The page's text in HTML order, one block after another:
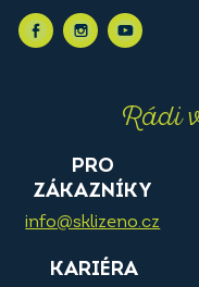
Rádi
PRO
ZÁKAZNÍKY
info@sklizeno.cz
KARIÉRA